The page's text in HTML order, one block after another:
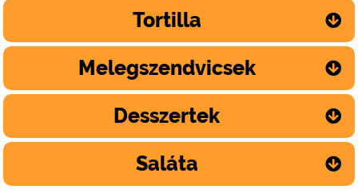
Tortilla
Melegszendvicsek
Desszertek
Saláta